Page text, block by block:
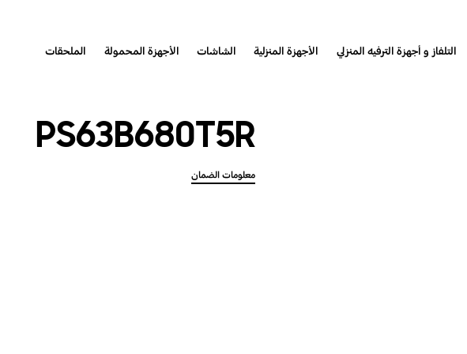
التلفاز و أجهزة الترفيه المنزلي الأجهزة المنزلية الشاشات الأجهزة المحمولة الملحقات
PS63B680T5R
معلومات الضمان